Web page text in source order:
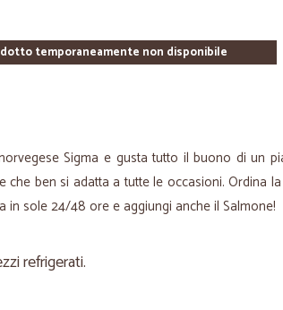
temporaneamente non disponibile
Sigma e gusta tutto il buono di un
che ben si adatta a tutte le occasioni. Ordina
in sole 24/48 ore e aggiungi anche il Salmone!
refrigerati.